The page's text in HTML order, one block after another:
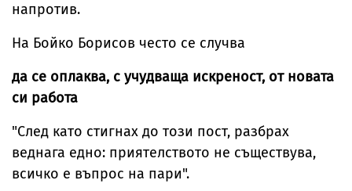
напротив.
На Бойко Борисов често се случва
да се оплаква, с учудваща искреност, от новата
си работа
"След като стигнах до този пост, разбрах
веднага едно: приятелството не съществува,
всичко е въпрос на пари".